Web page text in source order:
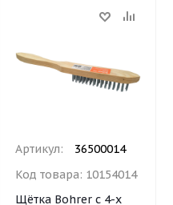
Артикул:
36500014
Код товара: 10154014
Щётка Bohrer с 4-х